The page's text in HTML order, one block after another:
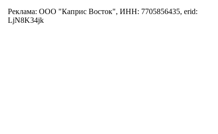
Реклама: ООО "Каприс Восток", ИНН: 7705856435, erid:
LjN8K34jk